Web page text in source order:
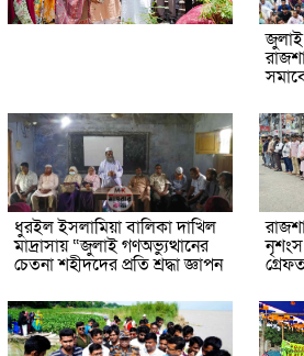
জুলাই
ধুরইল ইসলামিয়া বালিকা দাখিল
মাদ্রাসায় “জুলাই গণঅভ্যুত্থানের
চেতনা শহীদদের প্রতি শ্রদ্ধা জ্ঞাপন
নৃশংস